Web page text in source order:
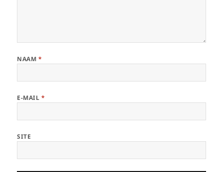
NAAM *
E-MAIL *
SITE